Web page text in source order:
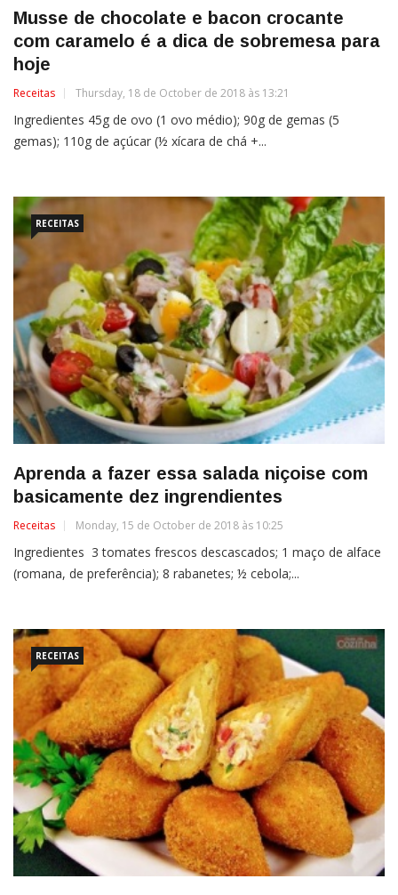
Musse de chocolate e bacon crocante
com caramelo é a dica de sobremesa para
hoje
Receitas Thursday, 18 de October de 2018 às 13:21
Ingredientes 45g de ovo (1 ovo médio); 90g de gemas (5
gemas); 110g de açúcar (½ xícara de chá +...
RECEITAS
Aprenda a fazer essa salada niçoise com
basicamente dez ingrendientes
Receitas Monday, 15 de October de 2018 às 10:25
Ingredientes 3 tomates frescos descascados; 1 maço de alface
(romana, de preferência); 8 rabanetes; ½ cebola;...
RECEITAS